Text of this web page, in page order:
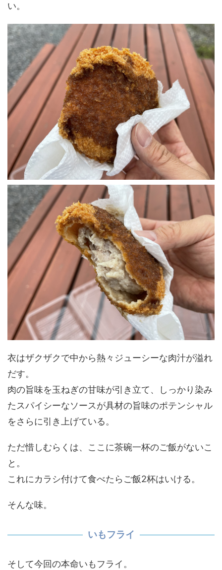
い。
衣はザクザクで中から熱々ジューシーな肉汁が溢れ
だす。
肉の旨味を玉ねぎの甘味が引き立て、しっかり染み
たスパイシーなソースが具材の旨味のポテンシャル
をさらに引き上げている。
ただ惜しむらくは、ここに茶碗一杯のご飯がないこ
と。
これにカラシ付けて食べたらご飯2杯はいける。
そんな味。
いもフライ
そして今回の本命いもフライ。